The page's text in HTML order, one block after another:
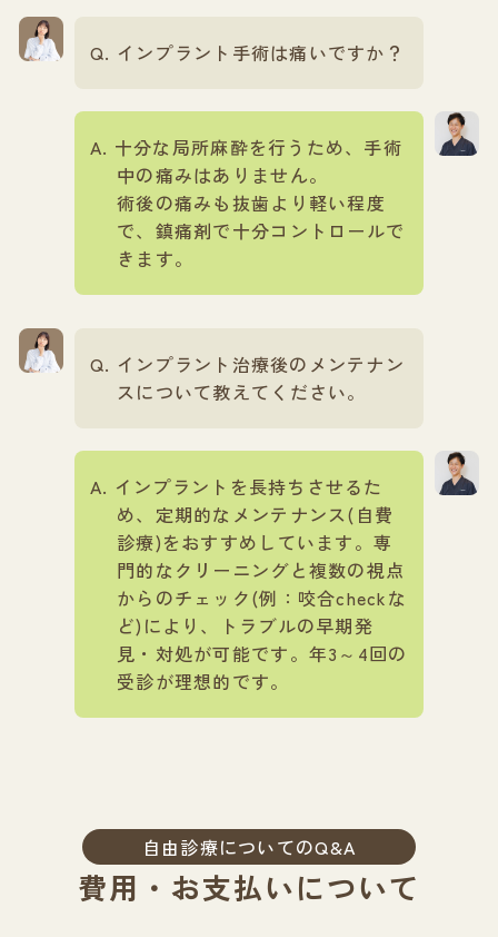
インプラント手術は痛いですか？
十分な局所麻酔を行うため、手術
中の痛みはありません。
術後の痛みも抜歯より軽い程度
で、鎮痛剤で十分コントロールで
きます。
インプラント治療後のメンテナン
スについて教えてください。
インプラントを長持ちさせるた
め、定期的なメンテナンス(自費
診療)をおすすめしています。専
門的なクリーニングと複数の視点
からのチェック(例：咬合checkな
ど)により、トラブルの早期発
見・対処が可能です。年3～4回の
受診が理想的です。
自由診療についてのQ&A
費用・お支払いについて